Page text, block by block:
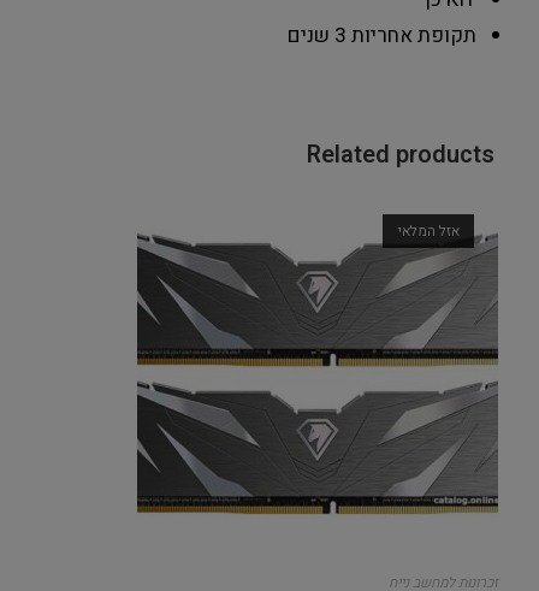
תקופת אחריות 3 שנים
Related products
אזל המלאי
זכרונות למחשב נייח